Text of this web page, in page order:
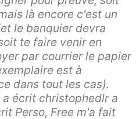
là encore c'est un
le banquier devra
te faire venir en
par courrier le papier
est à
dans tout les cas).
a écrit christophedlr a
Perso, Free m'a fait